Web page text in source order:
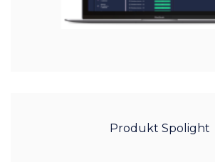
Produkt Spolight